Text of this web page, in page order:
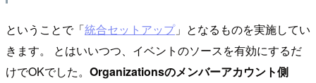
ということで「統合セットアップ」となるものを実施してい
きます。 とはいいつつ、イベントのソースを有効にするだ
けでOKでした。 Organizationsのメンバーアカウント側